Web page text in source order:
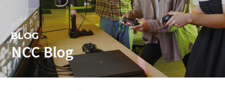
BLOG
NCC Blog